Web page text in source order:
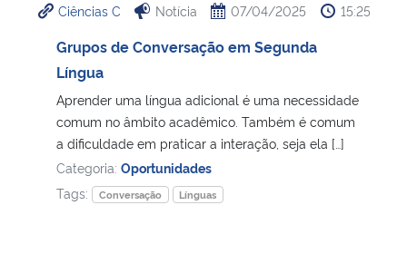
Ministério da Cidadania
Ministério da Saúde
Ministério de Minas e Energia
Ministério da Ciência, Tecnologia, Inovações e Comunicações
Ministério do Meio Ambiente
Ciências C Notícia 07/04/2025 15:25
Grupos de Conversação em Segunda
Língua
Aprender uma língua adicional é uma necessidade
comum no âmbito acadêmico. Também é comum
a dificuldade em praticar a interação, seja ela […]
Categoria: Oportunidades
Tags:
Conversação Línguas